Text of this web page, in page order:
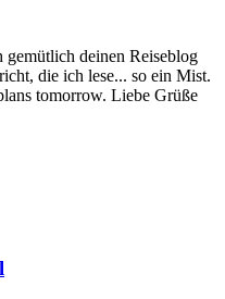
deinen Reiseblog
die ich lese... so ein Mist.
tomorrow. Liebe Grüße